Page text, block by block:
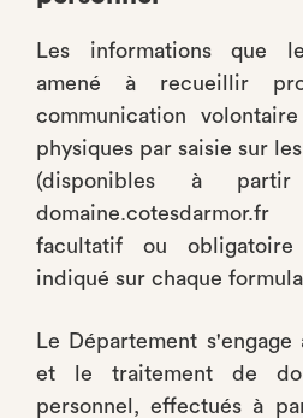
Les informations que
amené à recueillir
communication
physiques par saisie sur
(disponibles à
facultatif ou
indiqué sur chaque
Le Département
et le traitement de
personnel, effectués à